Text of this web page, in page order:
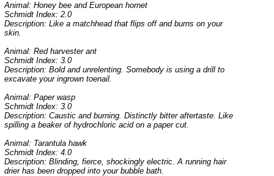
Animal: Honey bee and European hornet
Schmidt Index: 2.0
Description: Like a matchhead that flips off and burns on your
skin.
Animal: Red harvester ant
Schmidt Index: 3.0
Description: Bold and unrelenting. Somebody is using a drill to
excavate your ingrown toenail.
Animal: Paper wasp
Schmidt Index: 3.0
Description: Caustic and burning. Distinctly bitter aftertaste. Like
spilling a beaker of hydrochloric acid on a paper cut.
Animal: Tarantula hawk
Schmidt Index: 4.0
Description: Blinding, fierce, shockingly electric. A running hair
drier has been dropped into your bubble bath.